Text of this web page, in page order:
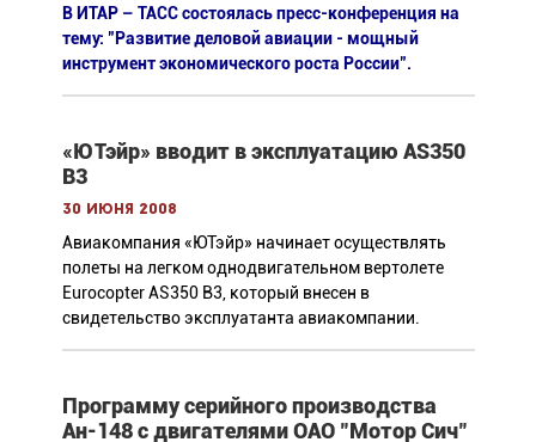
В ИТАР – ТАСС состоялась пресс-конференция на
тему: "Развитие деловой авиации - мощный
инструмент экономического роста России".
«ЮТэйр» вводит в эксплуатацию AS350
B3
30 июня 2008
Авиакомпания «ЮТэйр» начинает осуществлять
полеты на легком однодвигательном вертолете
Eurocopter AS350 B3, который внесен в
свидетельство эксплуатанта авиакомпании.
Программу серийного производства
Ан-148 с двигателями ОАО "Мотор Сич"